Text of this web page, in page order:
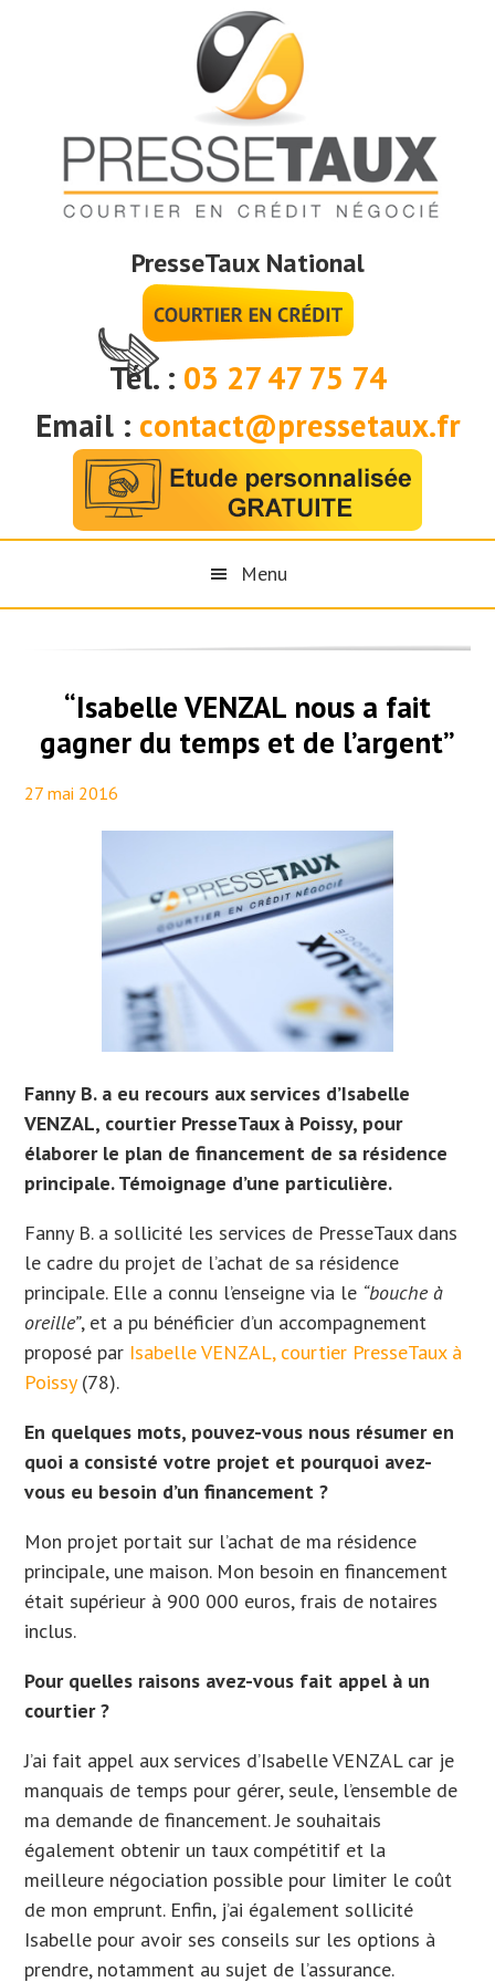
PresseTaux National
Tél. : 03 27 47 75 74
Email : contact@pressetaux.fr
Menu
“Isabelle VENZAL nous a fait
gagner du temps et de l’argent”
27 mai 2016
Fanny B. a eu recours aux services d’Isabelle
VENZAL, courtier PresseTaux à Poissy, pour
élaborer le plan de financement de sa résidence
principale. Témoignage d’une particulière.
Fanny B. a sollicité les services de PresseTaux dans
le cadre du projet de l’achat de sa résidence
principale. Elle a connu l’enseigne via le “bouche à
oreille”, et a pu bénéficier d’un accompagnement
proposé par Isabelle VENZAL, courtier PresseTaux à
Poissy(78).
En quelques mots, pouvez-vous nous résumer en
quoi a consisté votre projet et pourquoi avez-
vous eu besoin d’un financement ?
Mon projet portait sur l’achat de ma résidence
principale, une maison. Mon besoin en financement
était supérieur à 900 000 euros, frais de notaires
inclus.
Pour quelles raisons avez-vous fait appel à un
courtier ?
J’ai fait appel aux services d’Isabelle VENZAL car je
manquais de temps pour gérer, seule, l’ensemble de
ma demande de financement. Je souhaitais
également obtenir un taux compétitif et la
meilleure négociation possible pour limiter le coût
de mon emprunt. Enfin, j’ai également sollicité
Isabelle pour avoir ses conseils sur les options à
prendre, notamment au sujet de l’assurance.